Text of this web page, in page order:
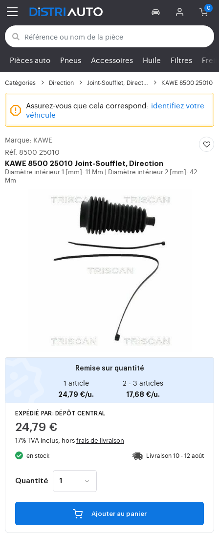
Retour aux catégories
Pièces auto Pneus Accessoires Huile Filtres
Catégories Direction KAWE 8500 25010
Assurez-vous que cela correspond: identifiez votre
véhicule
Marque: KAWE
Réf. 8500 25010
KAWE 8500 25010 Joint-Soufflet, Direction
Diamètre intérieur 1 [mm]: 11 Mm
Diamètre intérieur 2 [mm]: 42
Mm
Remise sur quantité
1 article
24,79 €/u.
2 - 3 articles
17,68 €/u.
EXPÉDIÉ PAR: DÉPÔT CENTRAL
24,79 €
17% TVA inclus, horsfrais de livraison
en stock Livraison 10 - 12 août
Quantité
Ajouter au panier